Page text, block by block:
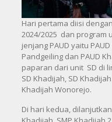
Hari pertama diisi
2024/2025 dan program
jenjang PAUD yaitu
Pandgeiling dan PAUD
paparan dari unit SD di
SD Khadijah, SD
Khadijah Wonorejo.
Di hari kedua,